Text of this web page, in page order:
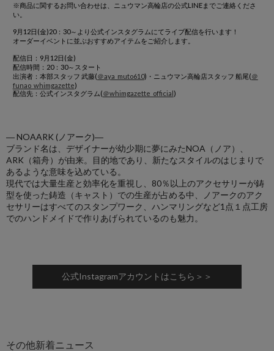
※商品に関するお問い合わせは、ニュウマン高輪店の公式LINEまでご連絡くださ
い。
9月12日(金)20：30～より公式インスタグラムにてライブ配信を行います！
オーダーイベントに並ぶおすすめアイテムをご紹介します。
配信日：9月12日(金)
配信時間：20：30～スタート
出演者：本部スタッフ 武藤(＠aya_muto610)・ニュウマン高輪店スタッフ 船尾(＠
funao_whimgazette)
配信先：公式インスタグラム(＠whimgazette_official)
― NOAARK (ノアーク)―
ブランド名は、デザイナーが幼少期に夢にみたNOA（ノア）、
ARK（箱舟）が由来。目的地であり、新たなスタイルのはじまりで
あるような意味を込めている。
現代では大量生産と効率化を重視し、80％以上のアクセサリーが鋳
型を使った鋳造（キャスト）での生産が占める中、ノアークのアク
セサリーはすべてのスタンプワーク、ハンマリングなど1点１点工房
でのハンドメイドで作りあげられているのも魅力。
公式Instagramアカウントはこちら＞＞